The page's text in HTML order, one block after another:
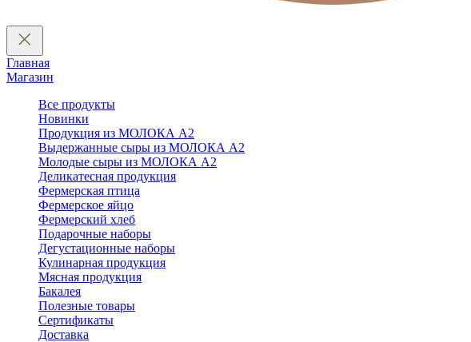
Главная
Магазин
Все продукты
Новинки
Продукция из МОЛОКА А2
Выдержанные сыры из МОЛОКА А2
Молодые сыры из МОЛОКА А2
Деликатесная продукция
Фермерская птица
Фермерское яйцо
Фермерский хлеб
Подарочные наборы
Дегустационные наборы
Кулинарная продукция
Мясная продукция
Бакалея
Полезные товары
Сертификаты
Доставка